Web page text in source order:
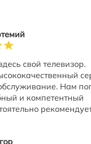
свой телевизор.
Нам
и компетентный